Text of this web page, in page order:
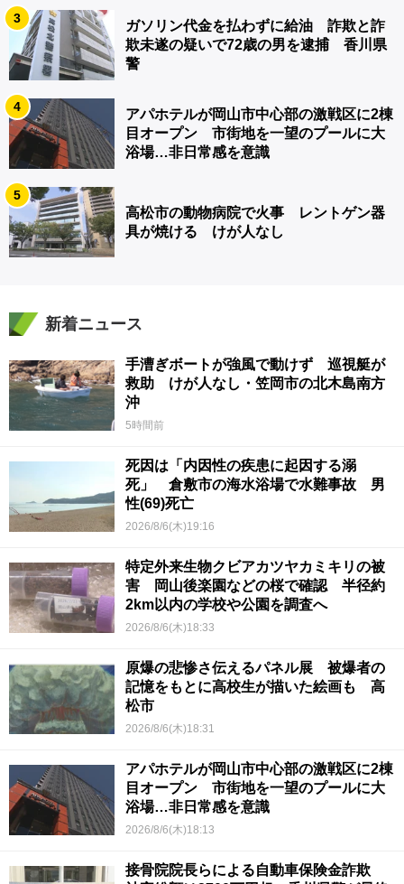
3
ガソリン代金を払わずに給油 詐欺と詐
欺未遂の疑いで72歳の男を逮捕 香川県
警
4
アパホテルが岡山市中心部の激戦区に2棟
目オープン 市街地を一望のプールに大
浴場…非日常感を意識
5
高松市の動物病院で火事 レントゲン器
具が焼ける けが人なし
新着ニュース
手漕ぎボートが強風で動けず 巡視艇が
救助 けが人なし・笠岡市の北木島南方
沖
5時間前
死因は「内因性の疾患に起因する溺
死」 倉敷市の海水浴場で水難事故 男
性(69)死亡
2026/8/6(木)19:16
特定外来生物クビアカツヤカミキリの被
害 岡山後楽園などの桜で確認 半径約
2km以内の学校や公園を調査へ
2026/8/6(木)18:33
原爆の悲惨さ伝えるパネル展 被爆者の
記憶をもとに高校生が描いた絵画も 高
松市
2026/8/6(木)18:31
アパホテルが岡山市中心部の激戦区に2棟
目オープン 市街地を一望のプールに大
浴場…非日常感を意識
2026/8/6(木)18:13
接骨院院長らによる自動車保険金詐欺